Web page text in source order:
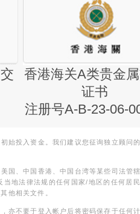
香港海关A类贵金
证书
注册号A-B-23-06-
始投入资金。我们建议您征询独立顾问的
国、中国香港、中国台湾等某些司法管
地法律法规的任何国家/地区的任何居
他相关文件。
亦不要于登入帐户后将密码保存于任何